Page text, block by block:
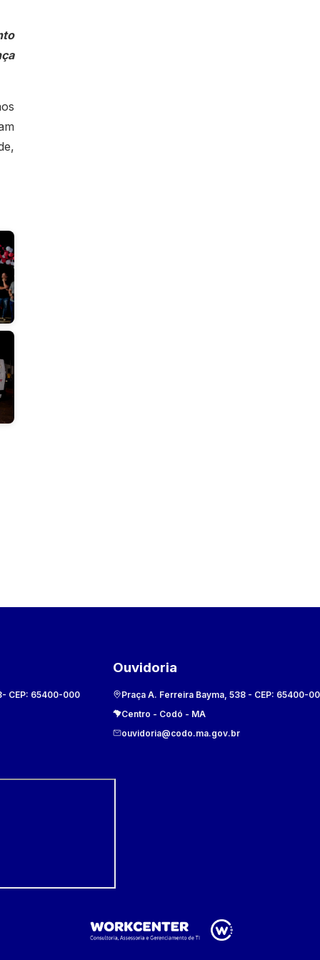
- CEP: 65400-000
Ouvidoria
Praça A. Ferreira Bayma, 538- CEP: 65400-
Centro - Codó - MA
ouvidoria@codo.ma.gov.br